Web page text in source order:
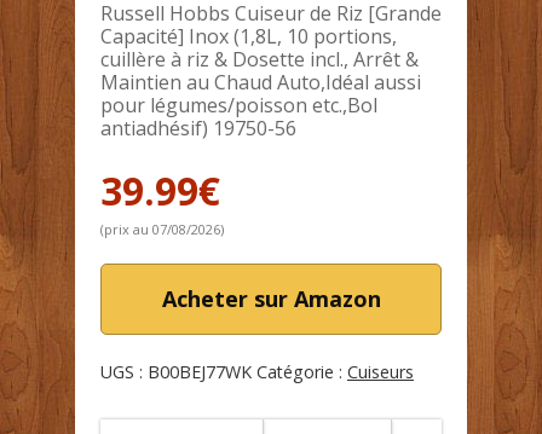
Russell Hobbs Cuiseur de Riz [Grande
Capacité] Inox (1,8L, 10 portions,
cuillère à riz & Dosette incl., Arrêt &
Maintien au Chaud Auto,Idéal aussi
pour légumes/poisson etc.,Bol
antiadhésif) 19750-56
39.99€
(prix au 07/08/2026)
Acheter sur Amazon
UGS : B00BEJ77WK Catégorie : Cuiseurs